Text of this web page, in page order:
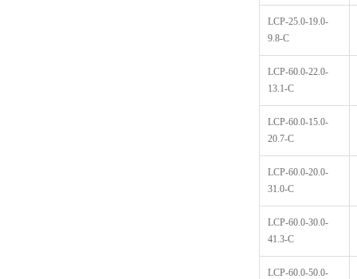
LCP-25.0-19.0-
9.8-C
LCP-60.0-22.0-
13.1-C
LCP-60.0-15.0-
20.7-C
LCP-60.0-20.0-
31.0-C
LCP-60.0-30.0-
41.3-C
LCP-60.0-50.0-